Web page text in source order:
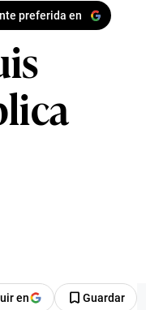
preferida en
en Guardar